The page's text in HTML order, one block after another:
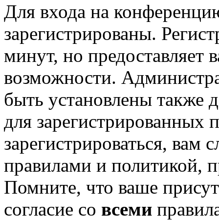
Для входа на
зарегистрированы.
минут, но предоставляет
возможности.
быть установлены также
для зарегистрированных
зарегистрироваться, вам
правилами и политикой,
Помните, что ваше
согласие со всеми